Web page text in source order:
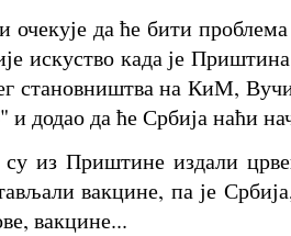
очекује да ће бити
искуство када је
становништва на КиМ,
и додао да ће Србија наћи
су из Приштине издали
вакцине, па је
вакцине...